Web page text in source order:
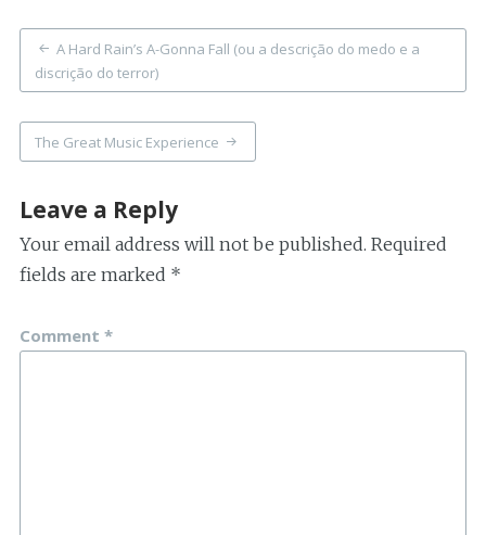
Post
navigation
A Hard Rain’s A-Gonna Fall (ou a descrição do medo e a
discrição do terror)
The Great Music Experience
Leave a Reply
Your email address will not be published. Required
fields are marked *
Comment *